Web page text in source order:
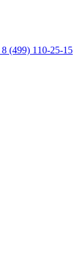
8 (499) 110-25-15